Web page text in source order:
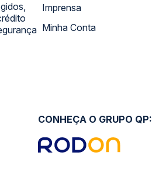
Imprensa
Minha Conta
CONHEÇA O GRUPO QP: